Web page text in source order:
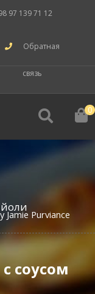
97 139 71 12
Обратная
связь
0
Jamie Purviance
соусом